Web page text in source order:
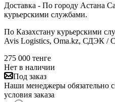
Доставка - По городу Астана
курьерскими службами.
По Казахстану курьерскими
Avis Logistics, Oma.kz, СДЭК /
275 000 тенге
Нет в наличии
Под заказ
Наши менеджеры обязательно
условия заказа